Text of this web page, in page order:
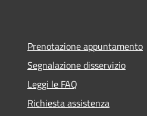
Prenotazione appuntamento
Segnalazione disservizio
Leggi le FAQ
Richiesta assistenza